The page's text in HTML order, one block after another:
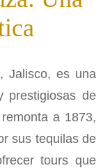
Jalisco, es una
prestigiosas de
a 1873,
sus tequilas de
tours que